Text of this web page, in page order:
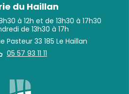
du Haillan
à 12h et de 13h30 à 17h30
de 13h30 à 17h
Pasteur 33 185 Le Haillan
05 57 93 11 11